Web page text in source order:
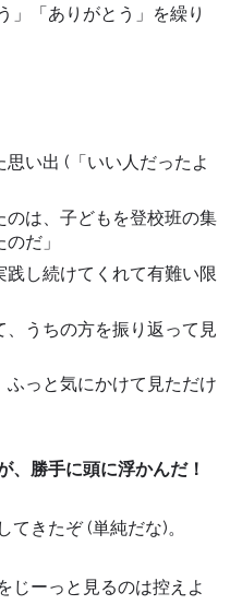
」「ありがとう」を繰り
い出 (「いい人だったよ
のは、子どもを登校班の集
だ」
践し続けてくれて有難い限
、うちの方を振り返って見
ふっと気にかけて見ただけ
、勝手に頭に浮かんだ！
きたぞ (単純だな)。
じーっと見るのは控えよ